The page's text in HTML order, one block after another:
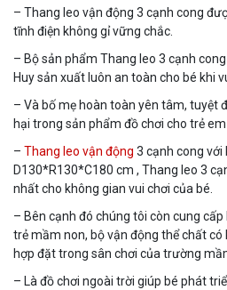
– Thang leo vận động 3 cạnh cong
tĩnh điện không gỉ vững chắc.
– Bộ sản phẩm Thang leo 3 cạnh
Huy sản xuất luôn an toàn cho bé khi
– Và bố mẹ hoàn toàn yên tâm, tuyệt
hại trong sản phẩm đồ chơi cho trẻ
– Thang leo vận động 3 cạnh cong với
D130*R130*C180 cm , Thang leo 3
nhất cho không gian vui chơi của bé.
– Bên cạnh đó chúng tôi còn cung
trẻ mầm non, bộ vận động thể chất
hợp đặt trong sân chơi của trường
– Là đồ chơi ngoài trời giúp bé phát